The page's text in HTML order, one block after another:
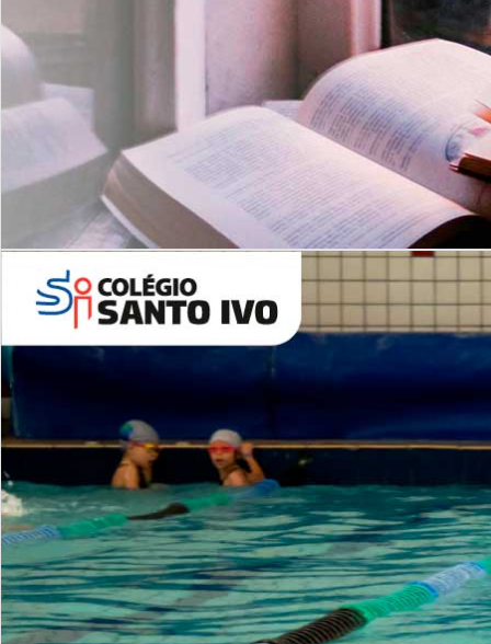
Leituras Literárias
6º AO 9º ANO FUNDAMENTAL
Inglês: Turmas Reduzidas
(Proficiência)
ALUNOS NOVOS
Entre em Contato
INSTITUCIONAL